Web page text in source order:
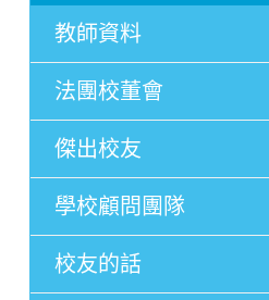
教師資料
法團校董會
傑出校友
學校顧問團隊
校友的話